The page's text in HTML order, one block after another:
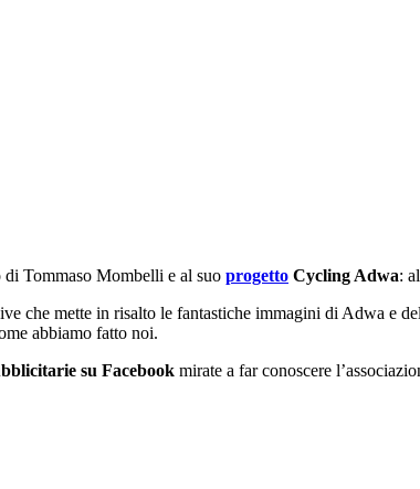
Tommaso Mombelli e al suo progetto Cycling Adwa:
che mette in risalto le fantastiche immagini di Adwa e
abbiamo fatto noi.
su Facebook mirate a far conoscere